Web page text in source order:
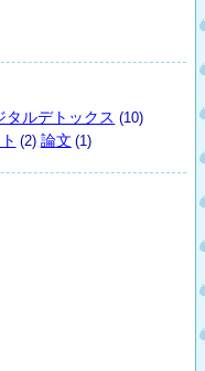
タルデトックス (10)
(2) 論文 (1)